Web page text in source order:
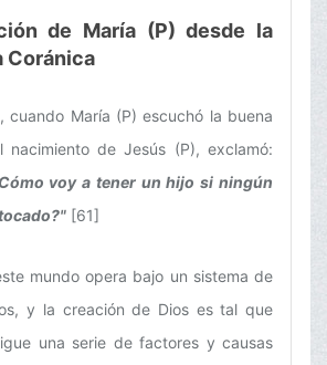
de María (P) desde la
Coránica
cuando María (P) escuchó la buena
nacimiento de Jesús (P), exclamó:
voy a tener un hijo si ningún
[61]
mundo opera bajo un sistema de
y la creación de Dios es tal que
una serie de factores y causas